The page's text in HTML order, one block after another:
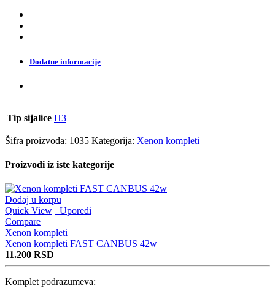
quantity
Dodatne informacije
Tip sijalice H3
Šifra proizvoda: 1035 Kategorija: Xenon kompleti
Proizvodi iz iste kategorije
Dodaj u korpu
Quick View
Uporedi
Compare
Xenon kompleti
Xenon kompleti FAST CANBUS 42w
11.200 RSD
Komplet podrazumeva: